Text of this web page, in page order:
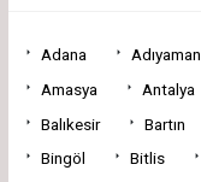
Adana Adıyaman
Amasya
Antalya
Balıkesir
Bartın
Bingöl
Bitlis